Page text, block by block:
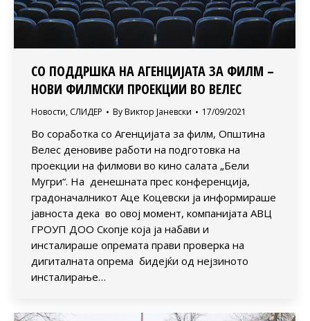
СО ПОДДРШКА НА АГЕНЦИЈАТА ЗА ФИЛМ –
НОВИ ФИЛМСКИ ПРОЕКЦИИ ВО ВЕЛЕС
Новости, СЛИДЕР By Виктор Јаневски 17/09/2021
Во соработка со Агенцијата за филм, Општина
Велес деновиве работи на подготовка на
проекции на филмови во кино салата „Бели
Мугри“. На денешната прес конференција,
градоначалникот Аце Коцевски ја информираше
јавноста дека во овој момент, компанијата АВЦ
ГРОУП ДОО Скопје која ја набави и
инсталираше опремата прави проверка на
дигиталната опрема бидејќи од нејзиното
инсталирање…